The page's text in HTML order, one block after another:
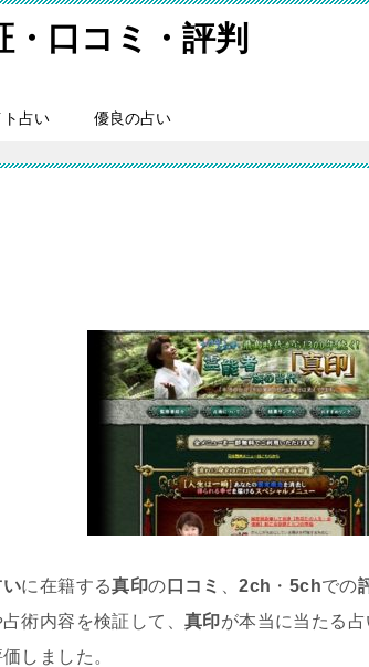
口コミ・評判
ト占い 優良の占い
いに在籍する真印の 口コミ 、2ch ・ 5chでの
術内容を検証して、真印が本当に当たる
しました。